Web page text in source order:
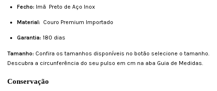
Fecho: Imã Preto de Aço Inox
Material: Couro Premium Importado
Garantia: 180 dias
Tamanho: Confira os tamanhos disponíveis no botão selecione o tamanho.
Descubra a circunferência do seu pulso em cm na aba Guia de Medidas.
Conservação